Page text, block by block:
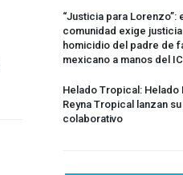
“Justicia para Lorenzo”:
comunidad exige
homicidio del padre de
mexicano a manos del
Helado Tropical: Helado
Reyna Tropical lanzan
colaborativo